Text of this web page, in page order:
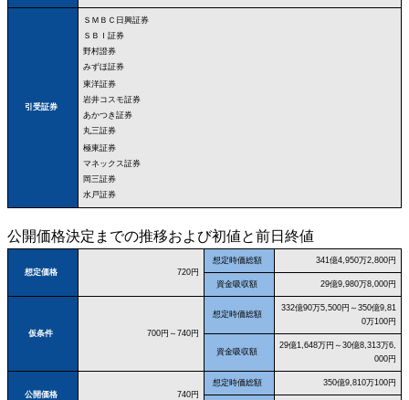
引受証券
ＳＭＢＣ日興証券
ＳＢＩ証券
野村證券
みずほ証券
東洋証券
岩井コスモ証券
あかつき証券
丸三証券
極東証券
マネックス証券
岡三証券
水戸証券
公開価格決定までの推移および初値と前日終値
想定価格 720円
想定時価総額 341億4,950万2,800円
資金吸収額 29億9,980万8,000円
仮条件 700円～740円
想定時価総額
332億90万5,500円～350億9,81
0万100円
資金吸収額
29億1,648万円～30億8,313万6,
000円
公開価格 740円
想定時価総額 350億9,810万100円